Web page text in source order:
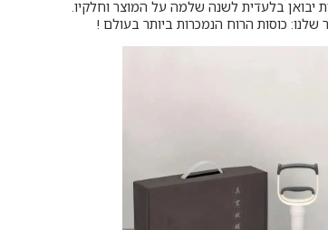
יבואן בלעדית לשנה שלמה על המוצר וחלקיו.
שלנו: כוסות הרוח הנמכרות ביותר בעולם !